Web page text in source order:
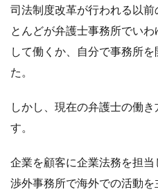
司法制度改革が行われる以
とんどが弁護士事務所でい
して働くか、自分で事務所
た。
しかし、現在の弁護士の働
す。
企業を顧客に企業法務を担
渉外事務所で海外での活動